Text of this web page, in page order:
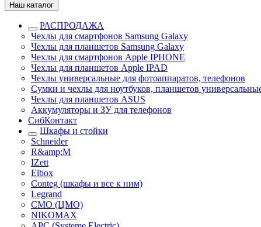
Наш каталог
РАСПРОДАЖА
Чехлы для смартфонов Samsung Galaxy
Чехлы для планшетов Samsung Galaxy
Чехлы для смартфонов Apple IPHONE
Чехлы для планшетов Apple IPAD
Чехлы универсальные для фотоаппаратов, телефонов
Сумки и чехлы для ноутбуков, планшетов
Чехлы для планшетов ASUS
Аккумуляторы и ЗУ для телефонов
СибКонтакт
Шкафы и стойки
Schneider
R&amp;M
IZett
Elbox
Conteg (шкафы и все к ним)
Legrand
CMO (ЦМО)
NIKOMAX